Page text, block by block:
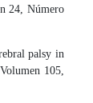
24, Número
palsy in
105,